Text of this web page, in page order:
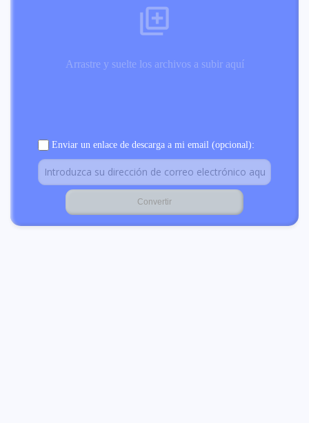
Arrastre y suelte los archivos a subir aquí
Enviar un enlace de descarga a mi email (opcional):